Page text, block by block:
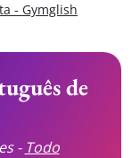
- Gymglish
de
- Todo